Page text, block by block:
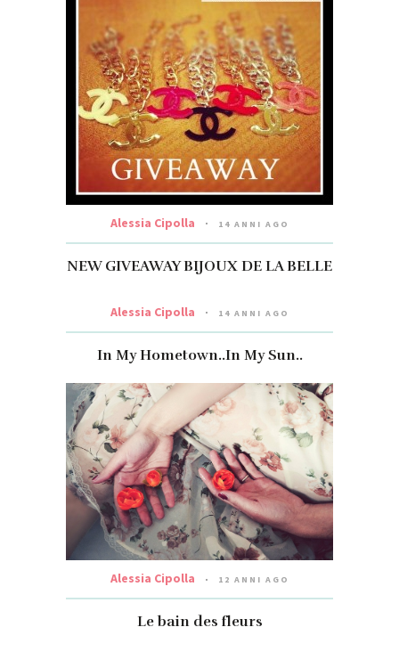
Alessia Cipolla 14 ANNI AGO
NEW GIVEAWAY BIJOUX DE LA BELLE
Alessia Cipolla 14 ANNI AGO
In My Hometown..In My Sun..
Alessia Cipolla 12 ANNI AGO
Le bain des fleurs